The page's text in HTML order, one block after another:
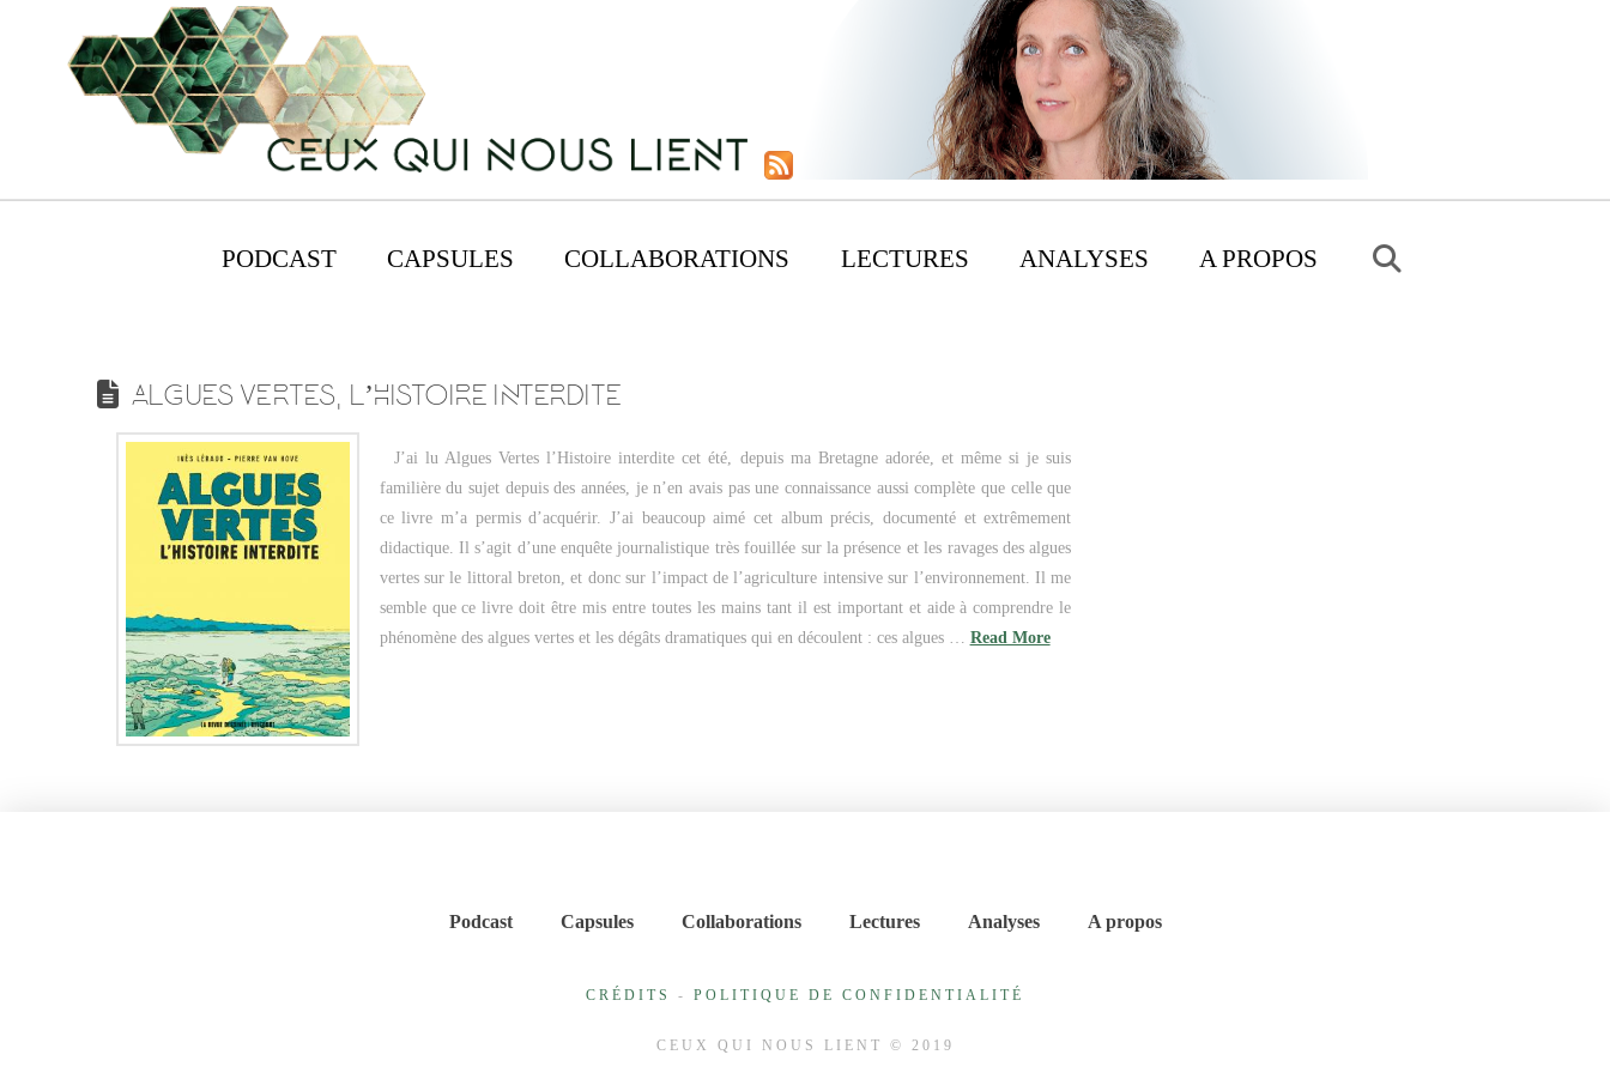
PODCAST CAPSULES COLLABORATIONS LECTURES ANALYSES A PROPOS
ALGUES VERTES, L’HISTOIRE INTERDITE
J’ai lu Algues Vertes l’Histoire interdite cet été, depuis ma Bretagne adorée, et même si je suis
familière du sujet depuis des années, je n’en avais pas une connaissance aussi complète que celle que
ce livre m’a permis d’acquérir. J’ai beaucoup aimé cet album précis, documenté et extrêmement
didactique. Il s’agit d’une enquête journalistique très fouillée sur la présence et les ravages des algues
vertes sur le littoral breton, et donc sur l’impact de l’agriculture intensive sur l’environnement. Il me
semble que ce livre doit être mis entre toutes les mains tant il est important et aide à comprendre le
phénomène des algues vertes et les dégâts dramatiques qui en découlent : ces algues … Read More
Podcast Capsules Collaborations Lectures Analyses A propos
CRÉDITS - POLITIQUE DE CONFIDENTIALITÉ
CEUX QUI NOUS LIENT © 2019